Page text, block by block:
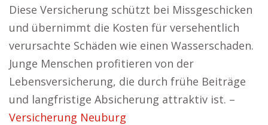
Diese Versicherung schützt bei Missgeschicken
und übernimmt die Kosten für versehentlich
verursachte Schäden wie einen Wasserschaden.
Junge Menschen profitieren von der
Lebensversicherung, die durch frühe Beiträge
und langfristige Absicherung attraktiv ist. –
Versicherung Neuburg